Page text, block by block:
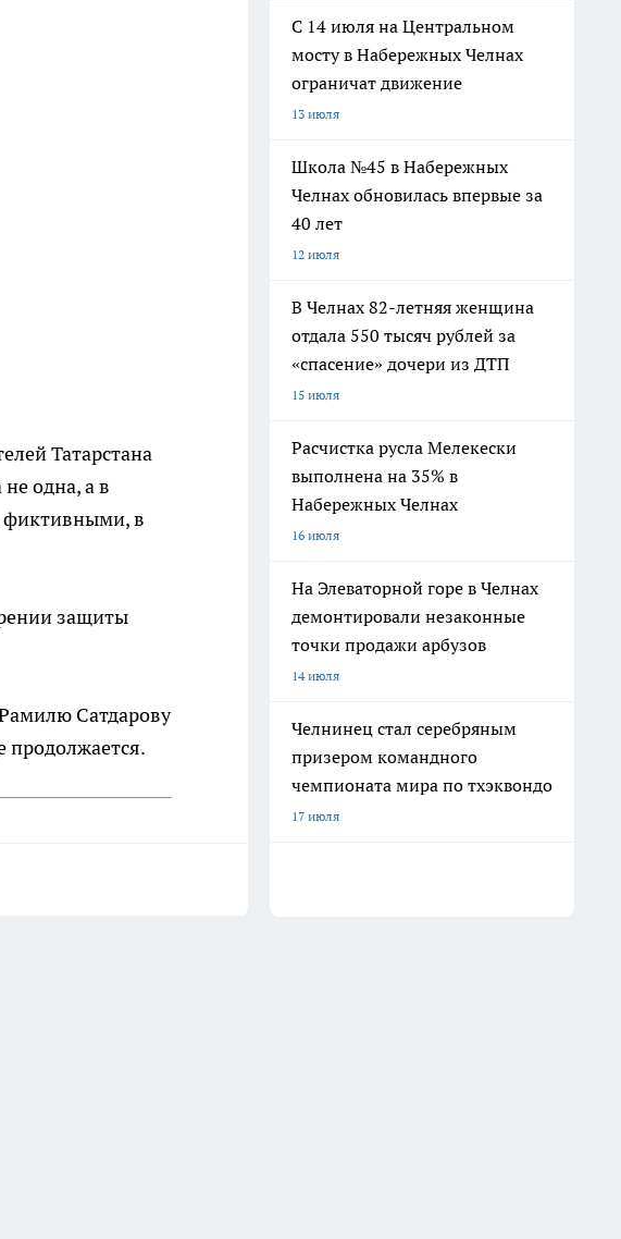
Татарстана
одна, а в
фиктивными, в
защиты
Сатдарову
продолжается.
С 14 июля на Центральном
мосту в Набережных Челнах
ограничат движение
13 июля
Школа №45 в Набережных
Челнах обновилась впервые за
40 лет
12 июля
В Челнах 82-летняя женщина
отдала 550 тысяч рублей за
«спасение» дочери из ДТП
15 июля
Расчистка русла Мелекески
выполнена на 35% в
Набережных Челнах
16 июля
На Элеваторной горе в Челнах
демонтировали незаконные
точки продажи арбузов
14 июля
Челнинец стал серебряным
призером командного
чемпионата мира по тхэквондо
17 июля